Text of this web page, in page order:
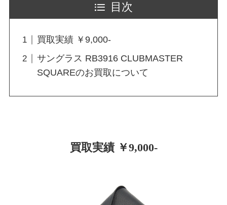
目次
買取実績 ￥9,000-
サングラス RB3916 CLUBMASTER
SQUAREのお買取について
買取実績 ￥9,000-